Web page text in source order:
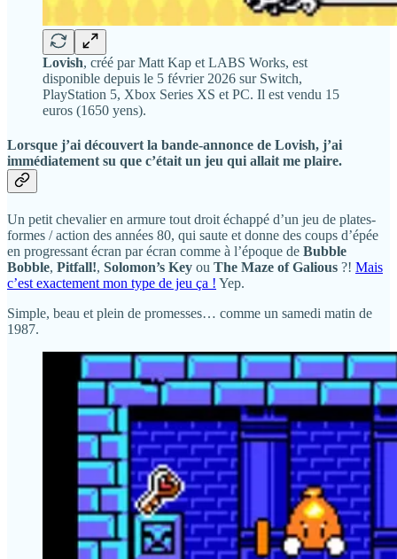
Lovish, créé par Matt Kap et LABS Works, est
disponible depuis le 5 février 2026 sur Switch,
PlayStation 5, Xbox Series XS et PC. Il est vendu 15
euros (1650 yens).
Lorsque j’ai découvert la bande-annonce de Lovish, j’ai
immédiatement su que c’était un jeu qui allait me plaire.
Un petit chevalier en armure tout droit échappé d’un jeu de plates-
formes / action des années 80, qui saute et donne des coups d’épée
en progressant écran par écran comme à l’époque de Bubble
Bobble, Pitfall!, Solomon’s Key ou The Maze of Galious ?! Mais
c’est exactement mon type de jeu ça ! Yep.
Simple, beau et plein de promesses… comme un samedi matin de
1987.